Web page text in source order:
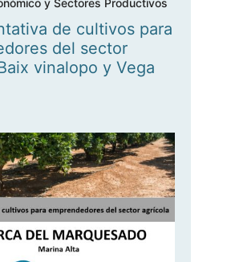
y Sectores Productivos
de cultivos para
del sector
vinalopo y Vega